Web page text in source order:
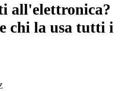
all'elettronica?
chi la usa tutti i